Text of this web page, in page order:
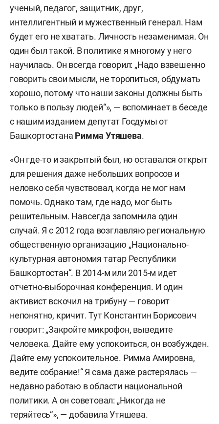
ученый, педагог, защитник, друг,
интеллигентный и мужественный генерал. Нам
будет его не хватать. Личность незаменимая. Он
один был такой. В политике я многому у него
научилась. Он всегда говорил: „Надо взвешенно
говорить свои мысли, не торопиться, обдумать
хорошо, потому что наши законы должны быть
только в пользу людей“», — вспоминает в беседе
с нашим изданием депутат Госдумы от
Башкортостана Римма Утяшева.
«Он где-то и закрытый был, но оставался открыт
для решения даже небольших вопросов и
неловко себя чувствовал, когда не мог нам
помочь. Однако там, где надо, мог быть
решительным. Навсегда запомнила один
случай. Я с 2012 года возглавляю региональную
общественную организацию „Национально-
культурная автономия татар Республики
Башкортостан“. В 2014-м или 2015-м идет
отчетно-выборочная конференция. И один
активист вскочил на трибуну — говорит
непонятно, кричит. Тут Константин Борисович
говорит: „Закройте микрофон, выведите
человека. Дайте ему успокоиться, он возбужден.
Дайте ему успокоительное. Римма Амировна,
ведите собрание!“ Я сама даже растерялась —
недавно работаю в области национальной
политики. А он советовал: „Никогда не
теряйтесь“», — добавила Утяшева.